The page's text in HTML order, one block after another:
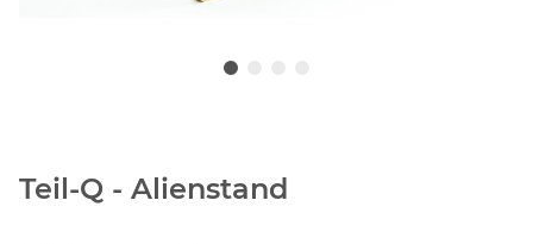
Teil-Q - Alienstand